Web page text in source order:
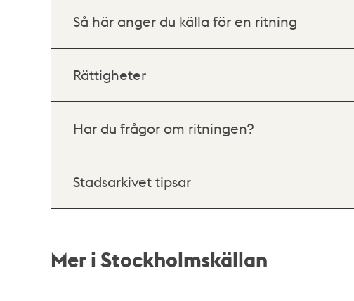
Så här anger du källa för en ritning
Rättigheter
Har du frågor om ritningen?
Stadsarkivet tipsar
Mer i Stockholmskällan